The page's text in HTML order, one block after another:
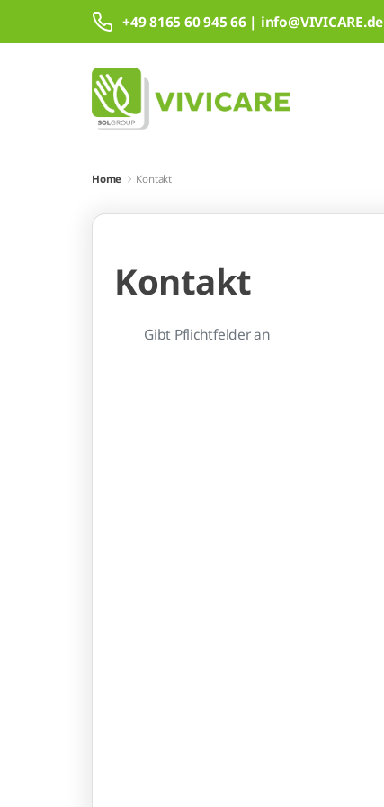
Zum Hauptinhalt springen+49 8165 60 945 66 | info@VIVICARE.de
Home Kontakt
Kontakt
Gibt Pflichtfelder an